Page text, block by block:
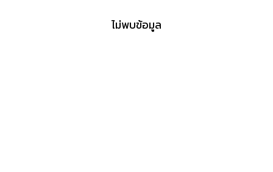
ไม่พบข้อมูล